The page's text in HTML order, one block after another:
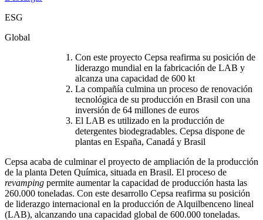
ESG
Global
Con este proyecto Cepsa reafirma su posición de
liderazgo mundial en la fabricación de LAB y
alcanza una capacidad de 600 kt
La compañía culmina un proceso de renovación
tecnológica de su producción en Brasil con una
inversión de 64 millones de euros
El LAB es utilizado en la producción de
detergentes biodegradables. Cepsa dispone de
plantas en España, Canadá y Brasil
Cepsa acaba de culminar el proyecto de ampliación de la producción
de la planta Deten Química, situada en Brasil. El proceso de
revamping permite aumentar la capacidad de producción hasta las
260.000 toneladas. Con este desarrollo Cepsa reafirma su posición
de liderazgo internacional en la producción de Alquilbenceno lineal
(LAB), alcanzando una capacidad global de 600.000 toneladas.